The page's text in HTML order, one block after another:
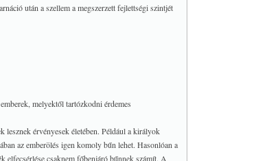
után a szellem a megszerzett fejlettségi szintjét
melyektől tartózkodni érdemes
lesznek érvényesek életében. Például a királyok
az emberölés igen komoly bűn lehet. Hasonlóan a
elfecsérlése csaknem főbenjáró bűnnek számít. A